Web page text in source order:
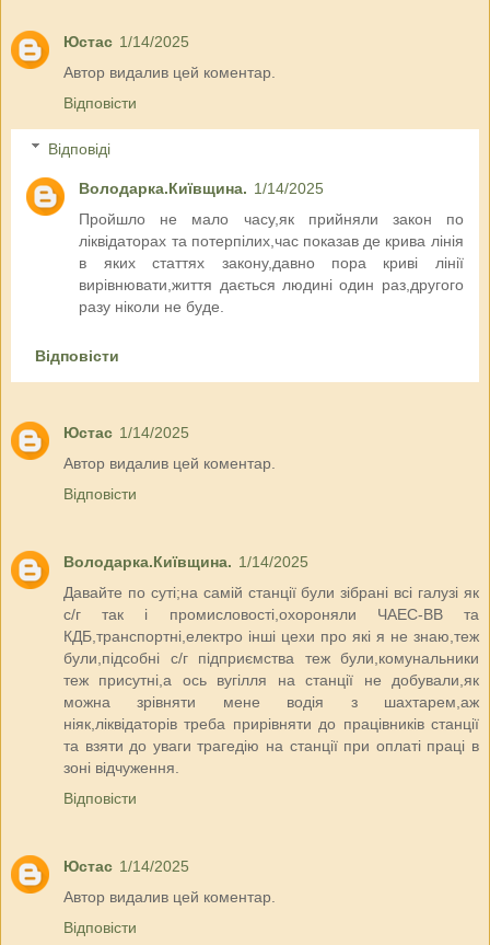
Юстас 1/14/2025
Автор видалив цей коментар.
Відповісти
Відповіді
Володарка.Київщина. 1/14/2025
Пройшло не мало часу,як прийняли закон по
ліквідаторах та потерпілих,час показав де крива лінія
в яких статтях закону,давно пора криві лінії
вирівнювати,життя дається людині один раз,другого
разу ніколи не буде.
Відповісти
Юстас 1/14/2025
Автор видалив цей коментар.
Відповісти
Володарка.Київщина. 1/14/2025
Давайте по суті;на самій станції були зібрані всі галузі як
с/г так і промисловості,охороняли ЧАЕС-ВВ та
КДБ,транспортні,електро інші цехи про які я не знаю,теж
були,підсобні с/г підприємства теж були,комунальники
теж присутні,а ось вугілля на станції не добували,як
можна зрівняти мене водія з шахтарем,аж
ніяк,ліквідаторів треба прирівняти до працівників станції
та взяти до уваги трагедію на станції при оплаті праці в
зоні відчуження.
Відповісти
Юстас 1/14/2025
Автор видалив цей коментар.
Відповісти